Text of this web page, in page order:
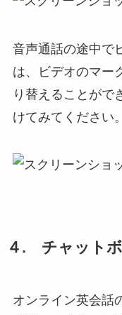
音声通話の途中で
は、ビデオのマー
り替えることがで
けてみてください。
４. チャット
オンライン英会話